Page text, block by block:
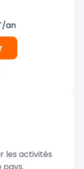
an
les activités
pays.